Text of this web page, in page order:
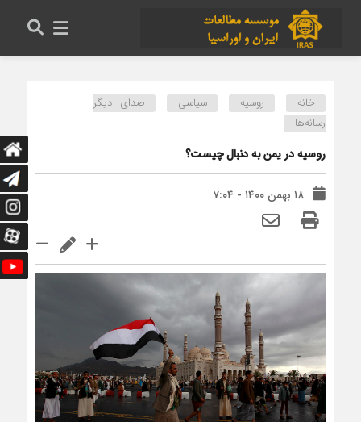
خانه روسیه سیاسی
صدای دیگر
رسانه‌ها
روسیه در یمن به دنبال چیست؟
۱۸ بهمن ۱۴۰۰ - ۷:۰۴